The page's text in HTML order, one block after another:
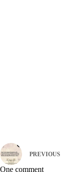
PREVIOUS
One comment